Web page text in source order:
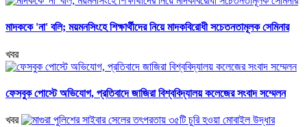
মাদককে 'না' বলি; ময়মনসিংহে শিক্ষার্থীদের নিয়ে মাদকবিরোধী সচেতনতামূলক সেমিনার
খবর
ফেসবুক পোস্টে অভিযোগ, প্রতিবাদে জাজিরা বিশ্ববিদ্যালয় কলেজের সংবাদ সম্মেলন
খবর